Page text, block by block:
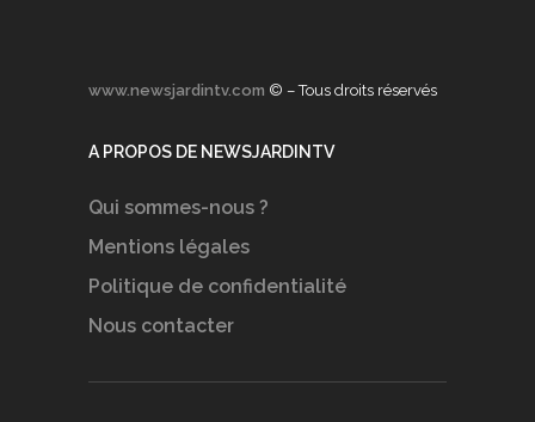
www.newsjardintv.com © – Tous droits réservés
A PROPOS DE NEWSJARDINTV
Qui sommes-nous ?
Mentions légales
Politique de confidentialité
Nous contacter